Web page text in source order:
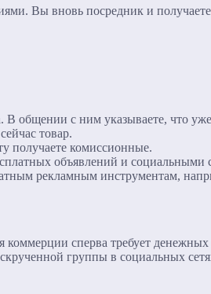
Вы вновь посредник и
общении с ним указываете, что
товар.
получаете комиссионные.
объявлений и социальными
рекламным инструментам,
сперва требует
группы в социальных